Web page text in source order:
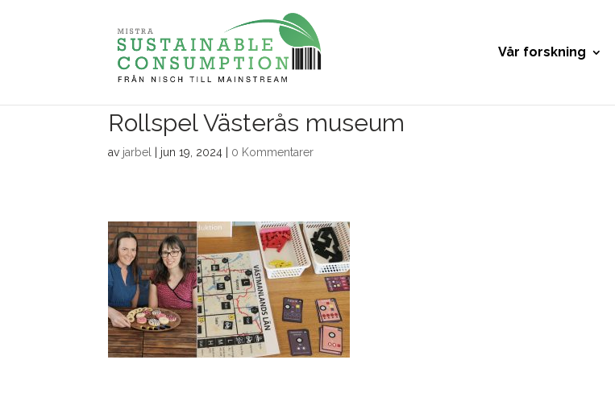
Vår forskning
Rollspel Västerås museum
av jarbel jun 19, 2024 0 Kommentarer